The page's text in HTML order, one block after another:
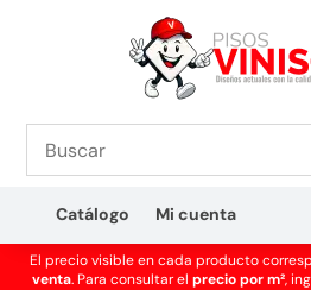
Catálogo Mi cuenta
El precio visible en cada producto
venta. Para consultar el precio por m²,